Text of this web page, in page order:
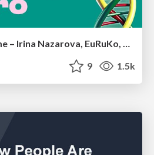
Evolution of real-time – Irina Nazarova, EuRuKo, 2024
9 1.5k